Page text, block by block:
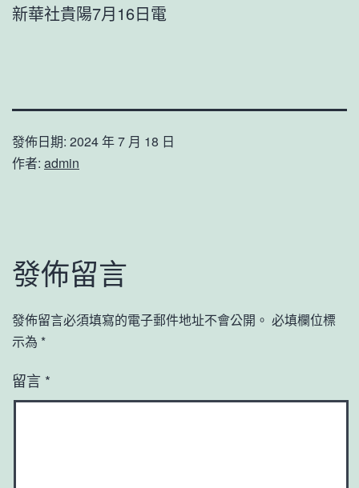
新華社貴陽7月16日電
發佈日期: 2024 年 7 月 18 日
作者: admin
發佈留言
發佈留言必須填寫的電子郵件地址不會公開。 必填欄位標
示為 *
留言 *